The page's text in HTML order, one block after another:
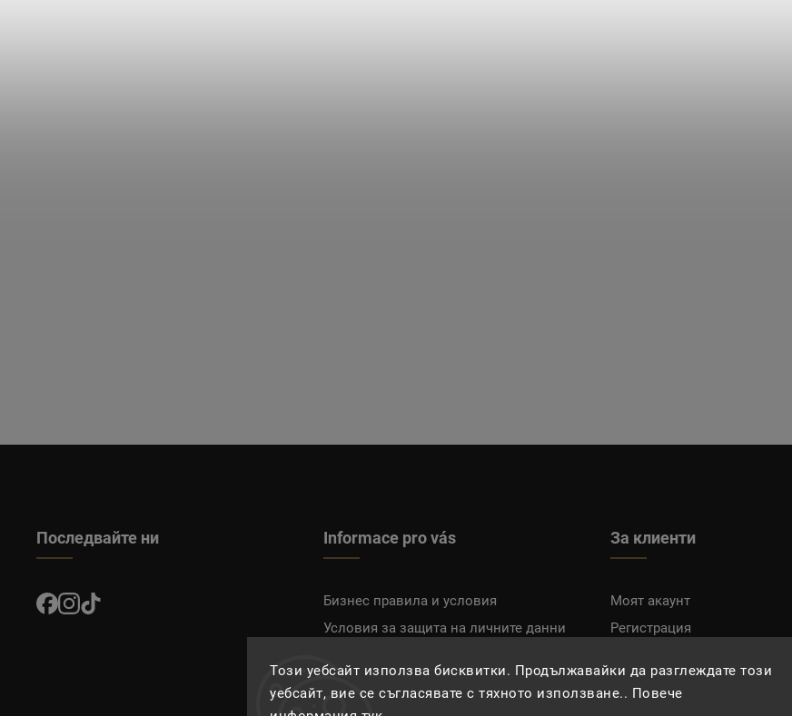
Този уебсайт използва бисквитки. Продължавайки да разглеждате този
уебсайт, вие се съгласявате с тяхното използване.. Повече
Последвайте ни Informace pro vás
Бизнес правила и условия
Условия за защита на личните данни
За клиенти
Моят акаунт
Регистрация